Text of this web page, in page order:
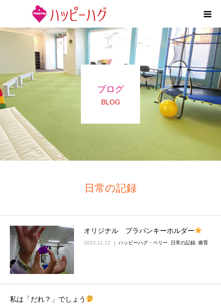
ブログ
BLOG
日常の記録
オリジナル プラバンキーホルダー
2022.11.12 ハッピーハグ・ベリー 日常の記録 療育
私は「だれ？」でしょう
2つの特徴
5領域支援とお約束
施設紹介
求人情報